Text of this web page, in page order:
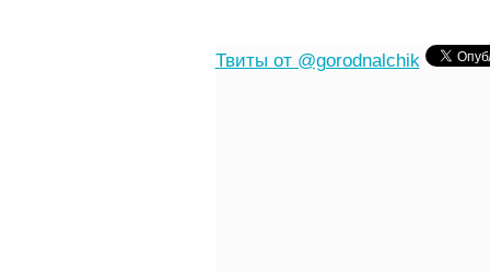
Твиты от @gorodnalchik